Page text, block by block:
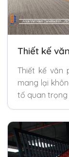
Thiết kế
Thiết kế văn
mang lại
tố quan trọng